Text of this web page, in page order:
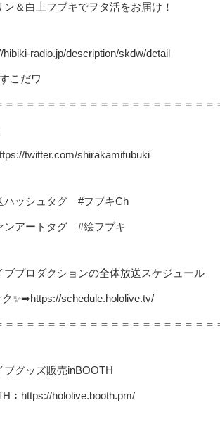
ン＆白上フブキでヲタ活をお届け！
radio.jp/description/skdw/detail
こだワ
＝＝＝＝＝＝＝＝＝＝＝＝＝＝＝＝＝＝＝＝
twitter.com/shirakamifubuki
ッシュタグ #フブキCh
アートタグ #絵フブキ
ブプロダクションの全体放送スケジュール
ク✨➡https://schedule.hololive.tv/
＝＝＝＝＝＝＝＝＝＝＝＝＝＝＝＝＝＝＝＝
ブグッズ販売inBOOTH
：https://hololive.booth.pm/